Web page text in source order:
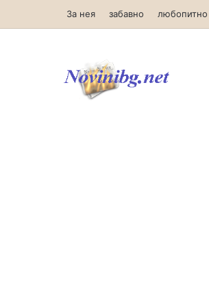
За нея забавно любопитно